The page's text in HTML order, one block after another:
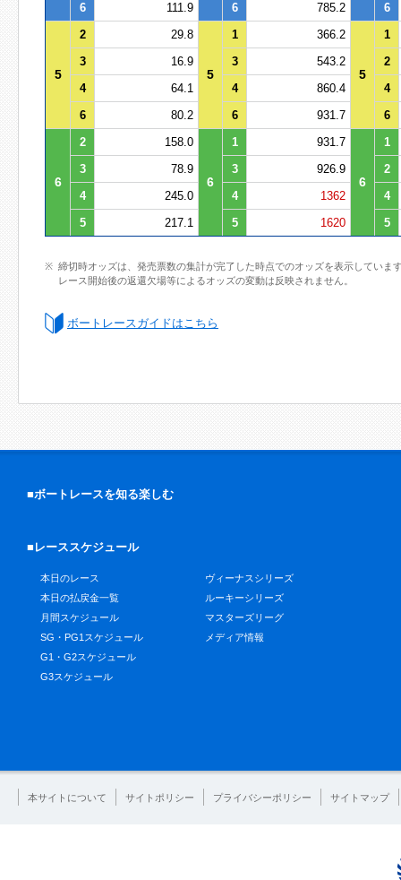
6
111.9 6 785.2 6
5
2 29.8
5
1 366.2
5
1
3
16.9 3 543.2
2
4
64.1 4 860.4
4
6
80.2 6 931.7 6
6
2 158.0
6
1 931.7
6
1
3
78.9 3 926.9
2
4
245.0 4 1362
4
5
217.1 5 1620 5
締切時オッズは、発売票数の集計が完了した時点でのオッズを表示していま
レース開始後の返還欠場等によるオッズの変動は反映されません。
ボートレースガイドはこちら
■ボートレースを知る楽しむ
■レーススケジュール
本日のレース
本日の払戻金一覧
月間スケジュール
SG・PG1スケジュール
G1・G2スケジュール
G3スケジュール
ヴィーナスシリーズ
ルーキーシリーズ
マスターズリーグ
メディア情報
本サイトについて サイトポリシー プライバシーポリシー サイトマップ